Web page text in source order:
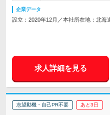
企業データ
設立：2020年12月／本社所在地：北海
求人詳細を見る
志望動機・自己PR不要 あと3日